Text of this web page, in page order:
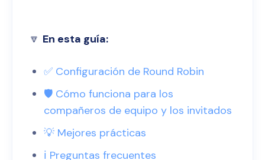
🔽 En esta guía:
✅ Configuración de Round Robin
🛡️ Cómo funciona para los
compañeros de equipo y los invitados
💡 Mejores prácticas
ℹ️ Preguntas frecuentes